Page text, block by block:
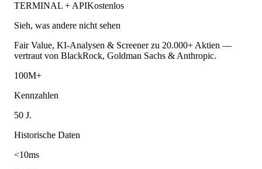
TERMINAL + APIKostenlos
Sieh, was andere nicht sehen
Fair Value, KI-Analysen & Screener zu 20.000+ Aktien —
vertraut von BlackRock, Goldman Sachs & Anthropic.
100M+
Kennzahlen
50 J.
Historische Daten
<10ms